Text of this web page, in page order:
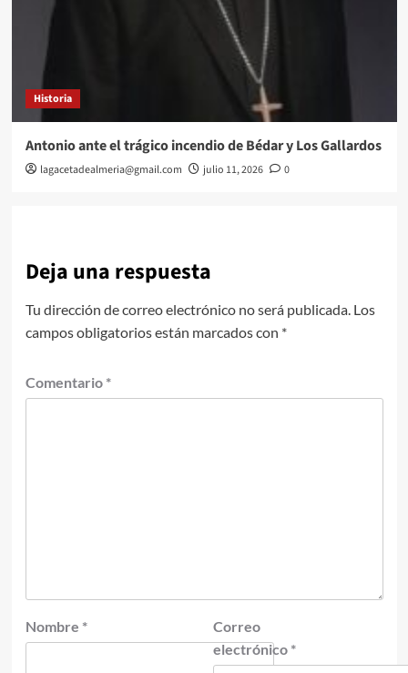
Historia
Antonio ante el trágico incendio de Bédar y Los Gallardos
lagacetadealmeria@gmail.com julio 11, 2026 0
Deja una respuesta
Tu dirección de correo electrónico no será publicada. Los
campos obligatorios están marcados con *
Comentario *
Nombre *
Correo
electrónico *